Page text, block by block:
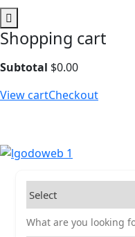
Shopping cart
Subtotal $0.00
View cartCheckout